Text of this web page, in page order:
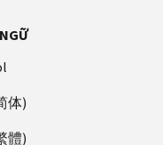
体)
體)